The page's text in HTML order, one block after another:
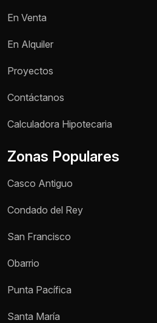
Teléfono / WhatsApp *
En Venta
En Alquiler
Proyectos
Contáctanos
Calculadora Hipotecaria
Zonas Populares
Casco Antiguo
Condado del Rey
San Francisco
Obarrio
Punta Pacífica
Santa María